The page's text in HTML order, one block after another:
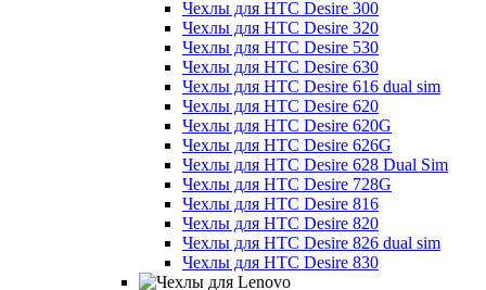
Чехлы для HTC Desire 300
Чехлы для HTC Desire 320
Чехлы для HTC Desire 530
Чехлы для HTC Desire 630
Чехлы для HTC Desire 616 dual sim
Чехлы для HTC Desire 620
Чехлы для HTC Desire 620G
Чехлы для HTC Desire 626G
Чехлы для HTC Desire 628 Dual Sim
Чехлы для HTC Desire 728G
Чехлы для HTC Desire 816
Чехлы для HTC Desire 820
Чехлы для HTC Desire 826 dual sim
Чехлы для HTC Desire 830